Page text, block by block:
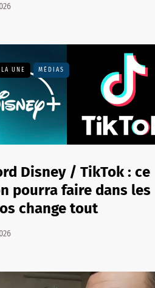
UNE MÉDIAS
Disney / TikTok : ce
pourra faire dans les
change tout